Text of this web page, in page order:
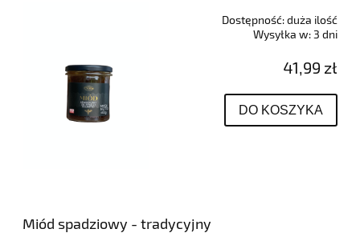
Dostępność:duża ilość
Wysyłka w: 3 dni
41,99 zł
DO KOSZYKA
Miód spadziowy - tradycyjny